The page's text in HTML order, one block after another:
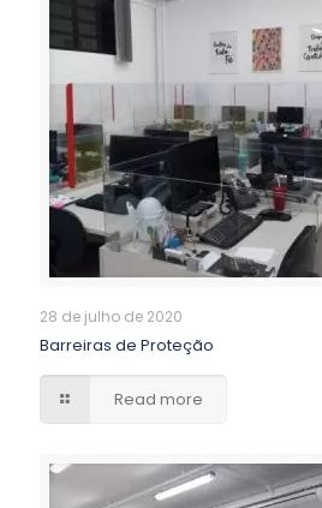
28 de julho de 2020
Barreiras de Proteção
Read more